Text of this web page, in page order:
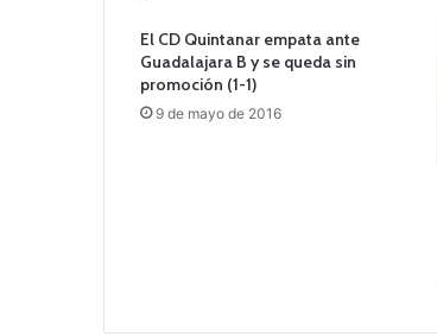
El CD Quintanar empata ante
Guadalajara B y se queda sin
promoción (1-1)
9 de mayo de 2016